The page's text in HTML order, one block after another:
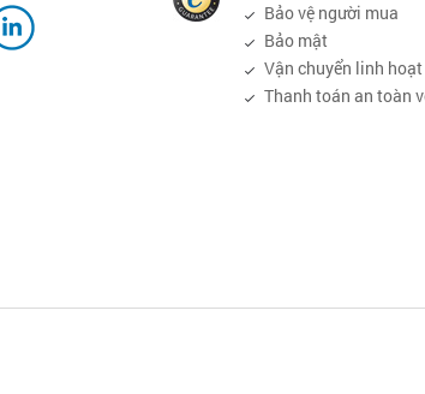
Bảo vệ người mua
Bảo mật
Vận chuyển linh hoạt
Thanh toán an toàn